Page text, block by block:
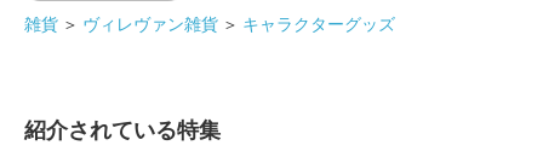
雑貨 ＞ ヴィレヴァン雑貨 ＞ キャラクターグッズ
紹介されている特集